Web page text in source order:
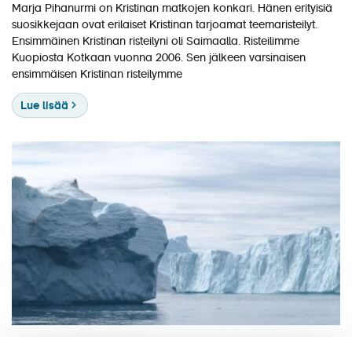
Marja Pihanurmi on Kristinan matkojen konkari. Hänen erityisiä
suosikkejaan ovat erilaiset Kristinan tarjoamat teemaristeilyt.
Ensimmäinen Kristinan risteilyni oli Saimaalla. Risteilimme
Kuopiosta Kotkaan vuonna 2006. Sen jälkeen varsinaisen
ensimmäisen Kristinan risteilymme
Lue lisää